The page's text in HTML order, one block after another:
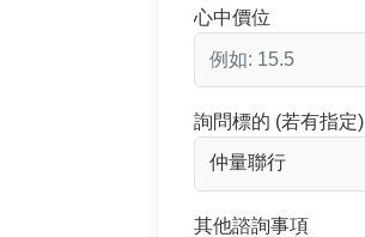
心中價位
詢問標的 (若有指定)
其他諮詢事項